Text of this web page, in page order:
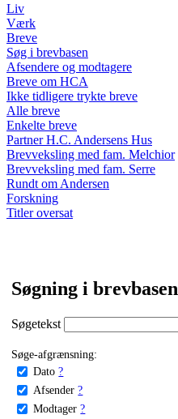
Liv
Værk
Breve
Søg i brevbasen
Afsendere og modtagere
Breve om HCA
Ikke tidligere trykte breve
Alle breve
Enkelte breve
Partner H.C. Andersens Hus
Brevveksling med fam. Melchior
Brevveksling med fam. Serre
Rundt om Andersen
Forskning
Titler oversat
Søgning i brevbasen
Søgetekst
Søge-afgrænsning:
Dato ?
Afsender ?
Modtager ?